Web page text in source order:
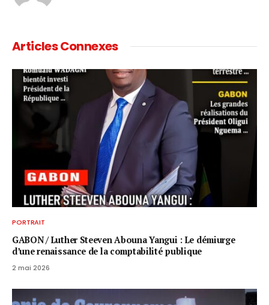
Articles Connexes
PORTRAIT
GABON / ​Luther Steeven Abouna Yangui : Le démiurge
d’une renaissance de la comptabilité publique
2 mai 2026